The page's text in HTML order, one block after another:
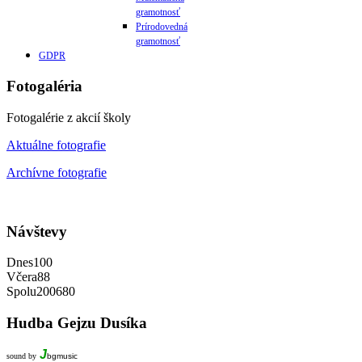
gramotnosť
Prírodovedná
gramotnosť
GDPR
Fotogaléria
Fotogalérie z akcií školy
Aktuálne fotografie
Archívne fotografie
Návštevy
Dnes100
Včera88
Spolu200680
Hudba Gejzu Dusíka
sound by Jbgmusic